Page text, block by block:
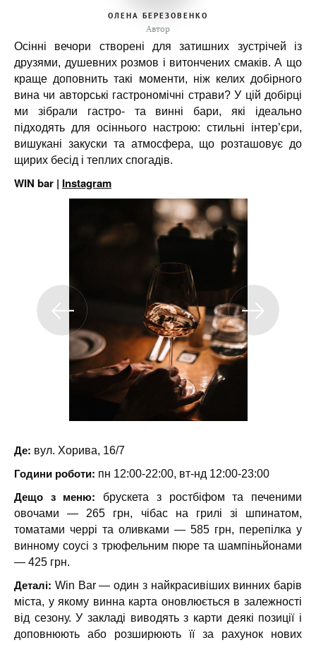
ОЛЕНА БЕРЕЗОВЕНКО
Автор
Осінні вечори створені для затишних зустрічей із
друзями, душевних розмов і витончених смаків. А що
краще доповнить такі моменти, ніж келих добірного
вина чи авторські гастрономічні страви? У цій добірці
ми зібрали гастро- та винні бари, які ідеально
підходять для осіннього настрою: стильні інтер’єри,
вишукані закуски та атмосфера, що розташовує до
щирих бесід і теплих спогадів.
WIN bar | Instagram
Де: вул. Хорива, 16/7
Години роботи: пн 12:00-22:00, вт-нд 12:00-23:00
Дещо з меню: брускета з ростбіфом та печеними
овочами — 265 грн, чібас на грилі зі шпинатом,
томатами черрі та оливками — 585 грн, перепілка у
винному соусі з трюфельним пюре та шампіньйонами
— 425 грн.
Деталі: Win Bar — один з найкрасивіших винних барів
міста, у якому винна карта оновлюється в залежності
від сезону. У закладі виводять з карти деякі позиції і
доповнюють або розширюють її за рахунок нових